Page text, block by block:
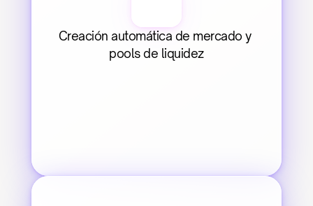
Creación automática de mercado y
pools de liquidez